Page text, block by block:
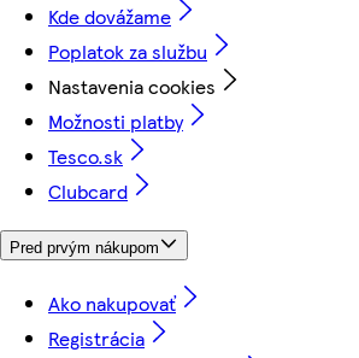
Kde dovážame
Poplatok za službu
Nastavenia cookies
Možnosti platby
Tesco.sk
Clubcard
Pred prvým nákupom
Ako nakupovať
Registrácia